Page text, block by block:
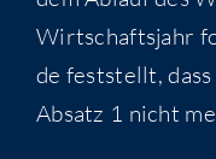
Wirt­schafts­jahr
de fest­stellt,
Absatz 1 nicht